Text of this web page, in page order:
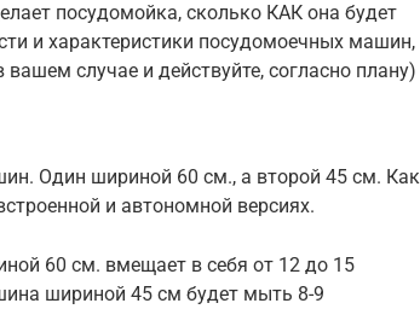
посудомойка, сколько КАК она будет
и характеристики посудомоечных машин,
случае и действуйте, согласно плану)
Один шириной 60 см., а второй 45 см. Как
и автономной версиях.
60 см. вмещает в себя от 12 до 15
шириной 45 см будет мыть 8-9